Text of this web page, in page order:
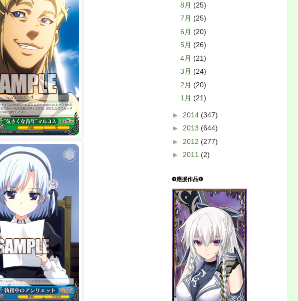
8月 (25)
7月 (25)
6月 (20)
5月 (26)
4月 (21)
3月 (24)
2月 (20)
1月 (21)
► 2014 (347)
► 2013 (644)
► 2012 (277)
► 2011 (2)
❂應援作品❂